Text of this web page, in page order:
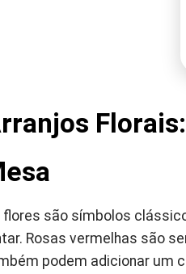
flores são símbolos
Rosas vermelhas são
podem adicionar um